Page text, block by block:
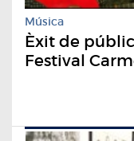
Música
Èxit de
Festival